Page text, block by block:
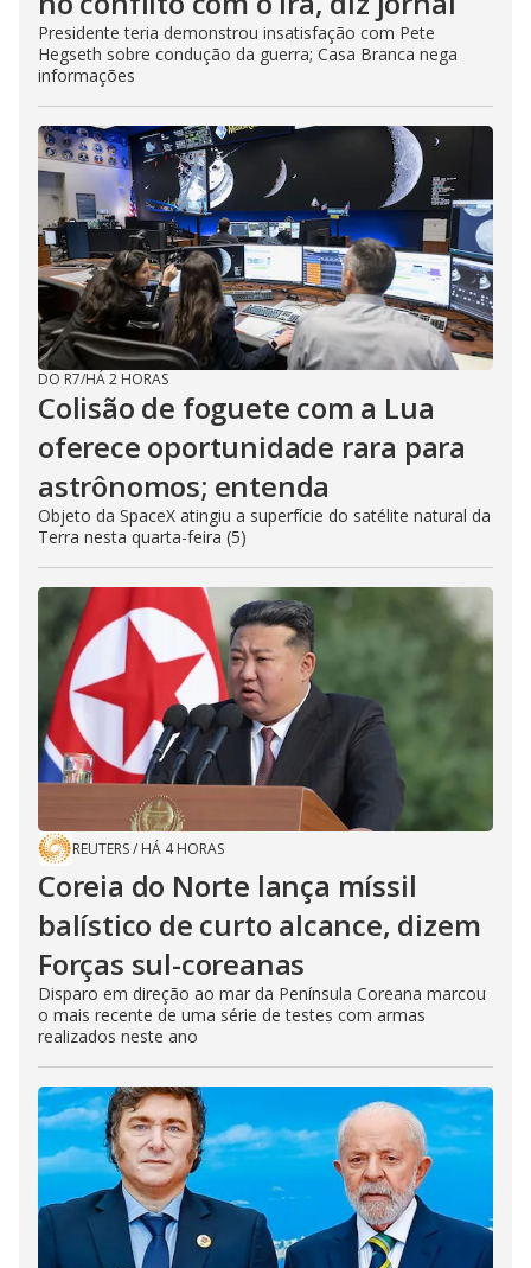
Presidente teria demonstrou insatisfação com Pete
Hegseth sobre condução da guerra; Casa Branca nega
informações
DO R7/HÁ 2 HORAS
Colisão de foguete com a Lua
oferece oportunidade rara para
astrônomos; entenda
Objeto da SpaceX atingiu a superfície do satélite natural da
Terra nesta quarta-feira (5)
REUTERS/ HÁ 4 HORAS
Coreia do Norte lança míssil
balístico de curto alcance, dizem
Forças sul-coreanas
Disparo em direção ao mar da Península Coreana marcou
o mais recente de uma série de testes com armas
realizados neste ano